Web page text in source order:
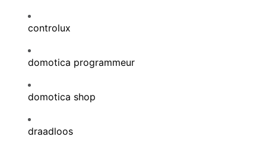
controlux
domotica programmeur
domotica shop
draadloos